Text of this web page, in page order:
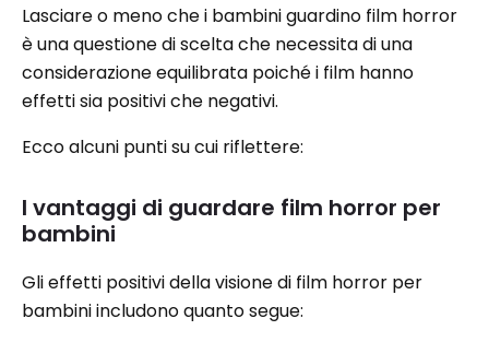
Lasciare o meno che i bambini guardino film horror
è una questione di scelta che necessita di una
considerazione equilibrata poiché i film hanno
effetti sia positivi che negativi.
Ecco alcuni punti su cui riflettere:
I vantaggi di guardare film horror per
bambini
Gli effetti positivi della visione di film horror per
bambini includono quanto segue: